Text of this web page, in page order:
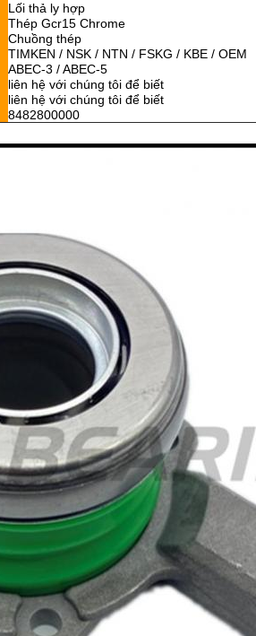
Lối thả ly hợp
Thép Gcr15 Chrome
Chuồng thép
TIMKEN / NSK / NTN / FSKG / KBE / OEM
ABEC-3 / ABEC-5
liên hệ với chúng tôi để biết
liên hệ với chúng tôi để biết
8482800000